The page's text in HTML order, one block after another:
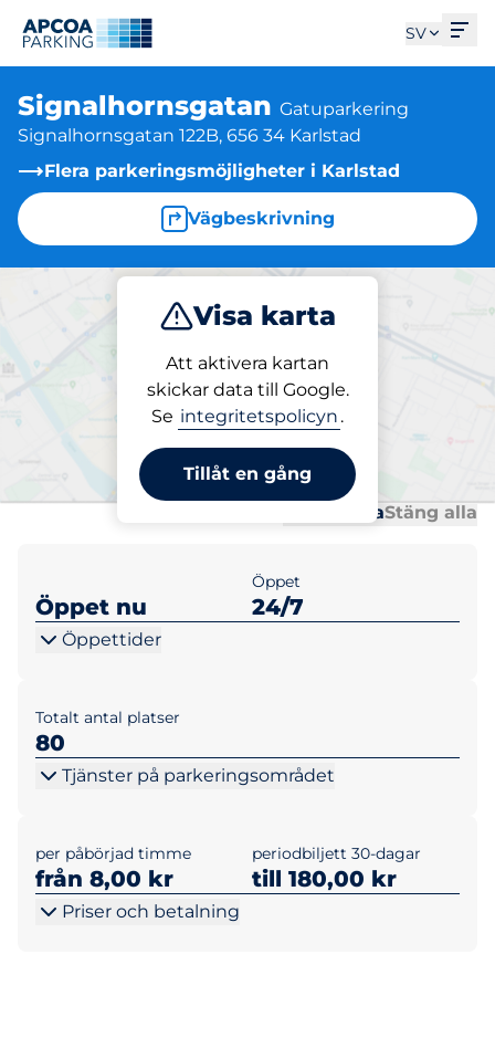
SV
Signalhornsgatan Gatuparkering
Signalhornsgatan 122B, 656 34 Karlstad
Flera parkeringsmöjligheter i Karlstad
Vägbeskrivning
Visa karta
Att aktivera kartan
skickar data till Google.
Se integritetspolicyn .
Tillåt en gång
Parkera
Parkering på plats
Signalhornsgatan
Öppna allaStäng alla
Öppet nu
Öppet
24/7
Öppettider
Totalt antal platser
80
Tjänster på parkeringsområdet
per påbörjad timme
från 8,00 kr
periodbiljett 30-dagar
till 180,00 kr
Priser och betalning